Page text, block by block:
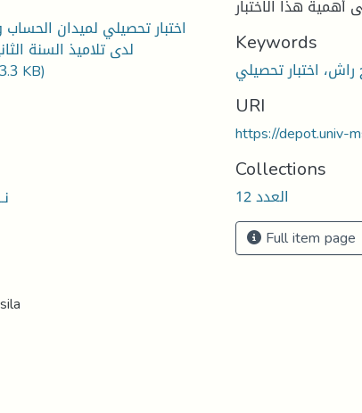
اختبار تحصيلي لميدان
لدى تلاميذ السنة
KB)
Keywords
URI
https://depot.univ-
Collections
العدد 12
Full item page